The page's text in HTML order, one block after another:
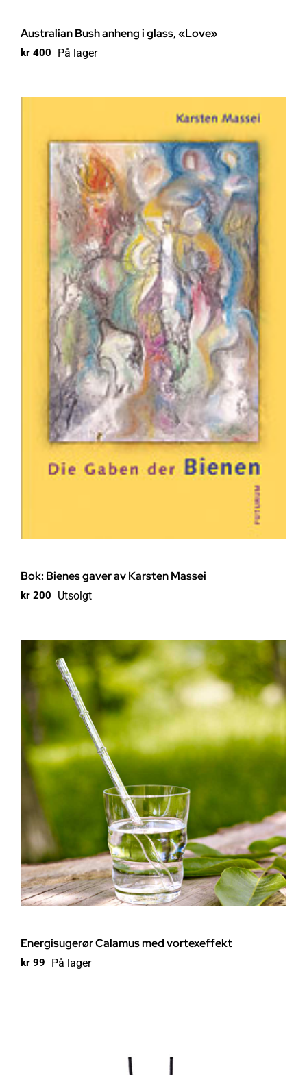
Australian Bush anheng i glass, «Love»
kr 400 På lager
Bok: Bienes gaver av Karsten Massei
kr 200 Utsolgt
Energisugerør Calamus med vortexeffekt
kr 99 På lager